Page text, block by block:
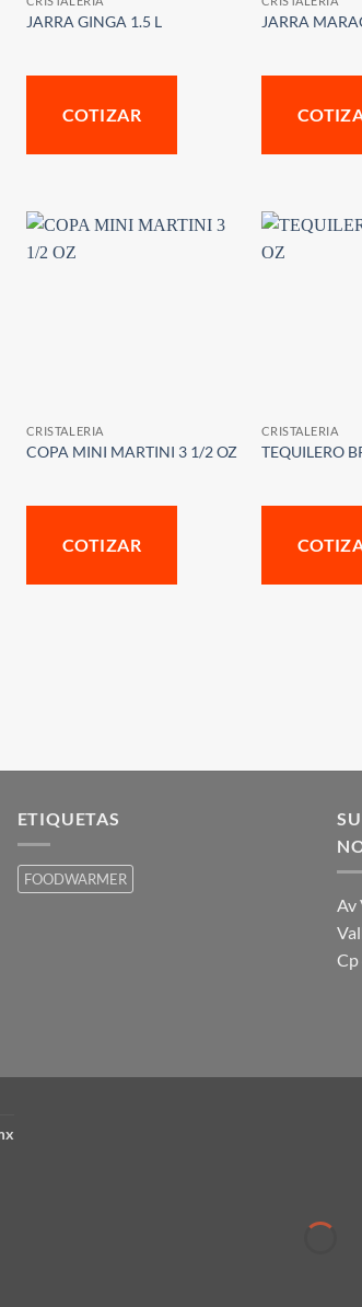
JARRA GINGA 1.5 L
COTIZAR
JARRA
CRISTALERIA
COPA MINI MARTINI 3 1/2 OZ
COTIZAR
CRISTALERIA
TEQUILERO
ETIQUETAS
FOODWARMER
Av
Cp